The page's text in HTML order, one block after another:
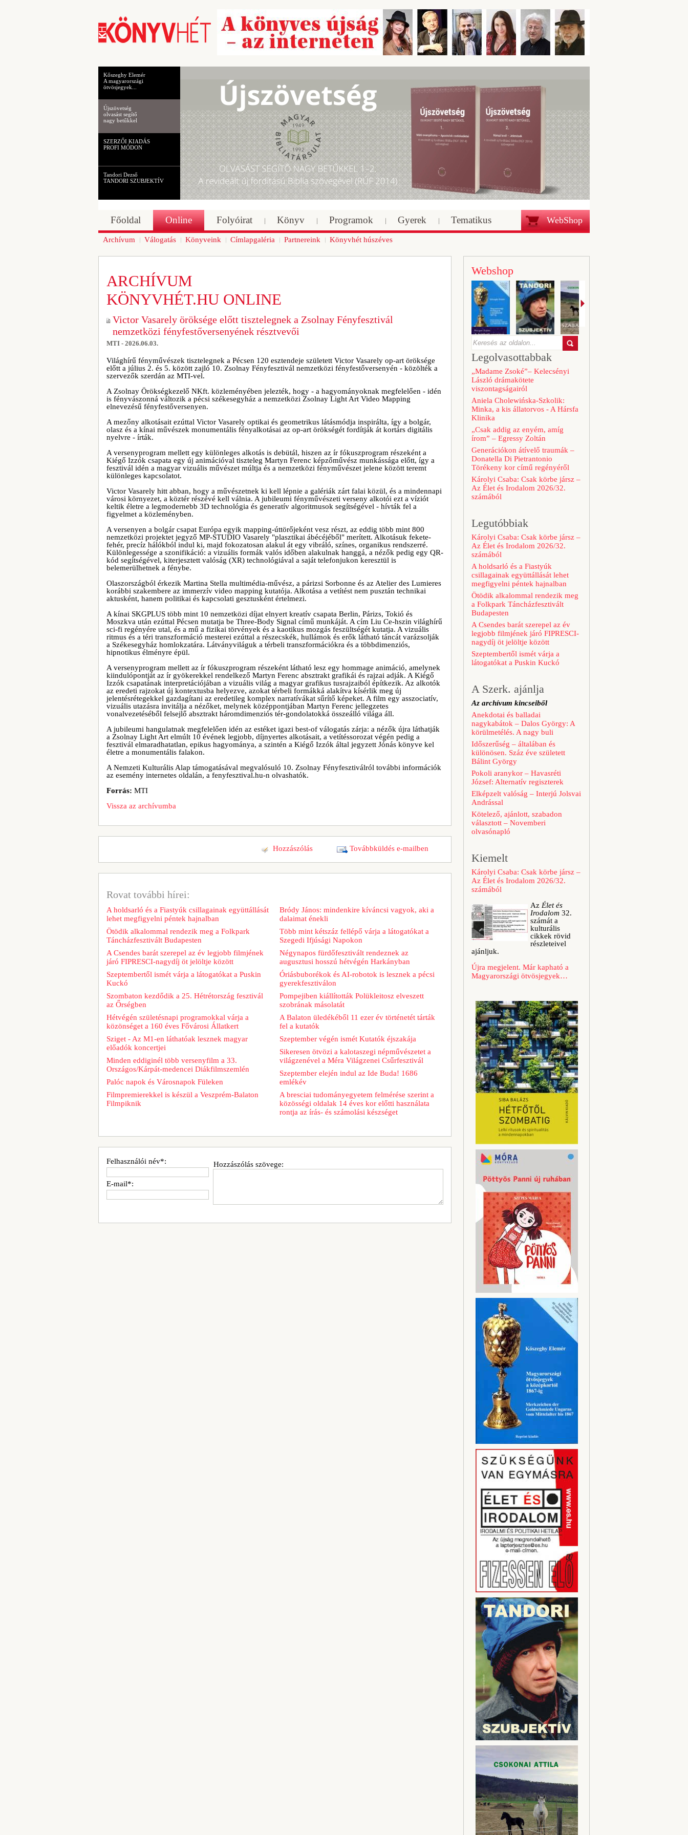
Kőszeghy Elemér
A magyarországi
ötvösjegyek...
Újszövetség
olvasást segítő
nagy betűkkel
SZERZŐI KIADÁS
PROFI MÓDON
Tandori Dezső
TANDORI SZUBJEKTÍV
WebShop
Főoldal Online Folyóirat Könyv Programok Gyerek Tematikus
Archívum Válogatás Könyveink Címlapgaléria Partnereink Könyvhét húszéves
ARCHÍVUM
KÖNYVHÉT.HU ONLINE
Victor Vasarely öröksége előtt tisztelegnek a Zsolnay Fényfesztivál
nemzetközi fényfestőversenyének résztvevői
MTI - 2026.06.03.
Világhírű fényművészek tisztelegnek a Pécsen 120 esztendeje született Victor Vasarely op-art öröksége
előtt a július 2. és 5. között zajló 10. Zsolnay Fényfesztivál nemzetközi fényfestőversenyén - közölték a
szervezők szerdán az MTI-vel.
A Zsolnay Örökségkezelő NKft. közleményében jelezték, hogy - a hagyományoknak megfelelően - idén
is fényvászonná változik a pécsi székesegyház a nemzetközi Zsolnay Light Art Video Mapping
elnevezésű fényfestőversenyen.
A mezőny alkotásait ezúttal Victor Vasarely optikai és geometrikus látásmódja inspirálta, így a bolgár,
olasz és a kínai művészek monumentális fényalkotásai az op-art örökségét fordítják át kortárs digitális
nyelvre - írták.
A versenyprogram mellett egy különleges alkotás is debütál, hiszen az ír fókuszprogram részeként a
Kiégő Izzók csapata egy új animációval tiszteleg Martyn Ferenc képzőművész munkássága előtt, így a
fesztivál idén a magyar vizuális művészet múltja és a nemzetközi fényművészet jelene között teremt
különleges kapcsolatot.
Victor Vasarely hitt abban, hogy a művészetnek ki kell lépnie a galériák zárt falai közül, és a mindennapi
városi környezet, a köztér részévé kell válnia. A jubileumi fényművészeti verseny alkotói ezt a víziót
keltik életre a legmodernebb 3D technológia és generatív algoritmusok segítségével - hívták fel a
figyelmet a közleményben.
A versenyen a bolgár csapat Európa egyik mapping-úttörőjeként vesz részt, az eddig több mint 800
nemzetközi projektet jegyző MP-STUDIO Vasarely "plasztikai ábécéjéből" merített. Alkotásuk fekete-
fehér, precíz hálókból indul ki, majd fokozatosan alakul át egy vibráló, színes, organikus rendszerré.
Különlegessége a szonifikáció: a vizuális formák valós időben alakulnak hanggá, a nézők pedig egy QR-
kód segítségével, kiterjesztett valóság (XR) technológiával a saját telefonjukon keresztül is
belemerülhetnek a fénybe.
Olaszországból érkezik Martina Stella multimédia-művész, a párizsi Sorbonne és az Atelier des Lumieres
korábbi szakembere az immerzív video mapping kutatója. Alkotása a vetítést nem pusztán technikai
aktusként, hanem politikai és kapcsolati gesztusként értelmezi.
A kínai SKGPLUS több mint 10 nemzetközi díjat elnyert kreatív csapata Berlin, Párizs, Tokió és
Moszkva után ezúttal Pécsen mutatja be Three-Body Signal című munkáját. A cím Liu Ce-hszin világhírű
sci-fi regényére utal, és a mű a fizikai törvények és a kaotikus mozgás feszültségét kutatja. A vizuális
ritmus és a téri transzformáció mesterei ezúttal a részecskék, hullámok és erők látható táncát varázsolják
a Székesegyház homlokzatára. Látványviláguk a térbeli transzformációkra és a többdimenziós,
hipnotikus élményre épül.
A versenyprogram mellett az ír fókuszprogram részeként látható lesz egy hommage animáció, amelynek
kiindulópontját az ír gyökerekkel rendelkező Martyn Ferenc absztrakt grafikái és rajzai adják. A Kiégő
Izzók csapatának interpretációjában a vizuális világ a magyar grafikus tusrajzaiból építkezik. Az alkotók
az eredeti rajzokat új kontextusba helyezve, azokat térbeli formákká alakítva kísérlik meg új
jelentésrétegekkel gazdagítani az eredetileg komplex narratívákat sűrítő képeket. A film egy asszociatív,
vizuális utazásra invitálja a nézőket, melynek középpontjában Martyn Ferenc jellegzetes
vonalvezetéséből felsejlő absztrakt háromdimenziós tér-gondolatokká összeálló világa áll.
A jubileumi hangulatnak megfelelően idén az estéket igazi best-of válogatás zárja: a nézők újra láthatják
a Zsolnay Light Art elmúlt 10 évének legjobb, díjnyertes alkotásait, a vetítéssorozat végén pedig a
fesztivál elmaradhatatlan, epikus hagyománya, a szintén a Kiégő Izzók által jegyzett Jónás könyve kel
életre a monumentális falakon.
A Nemzeti Kulturális Alap támogatásával megvalósuló 10. Zsolnay Fényfesztiválról további információk
az esemény internetes oldalán, a fenyfesztival.hu-n olvashatók.
Forrás: MTI
Vissza az archívumba
Továbbküldés e-mailben
Hozzászólás
Rovat további hírei:
A holdsarló és a Fiastyúk csillagainak együttállását
lehet megfigyelni péntek hajnalban
Ötödik alkalommal rendezik meg a Folkpark
Táncházfesztivált Budapesten
A Csendes barát szerepel az év legjobb filmjének
járó FIPRESCI-nagydíj öt jelöltje között
Szeptembertől ismét várja a látogatókat a Puskin
Kuckó
Szombaton kezdődik a 25. Hétrétország fesztivál
az Őrségben
Hétvégén születésnapi programokkal várja a
közönséget a 160 éves Fővárosi Állatkert
Sziget - Az M1-en láthatóak lesznek magyar
előadók koncertjei
Minden eddiginél több versenyfilm a 33.
Országos/Kárpát-medencei Diákfilmszemlén
Palóc napok és Városnapok Füleken
Filmpremierekkel is készül a Veszprém-Balaton
Filmpiknik
Bródy János: mindenkire kíváncsi vagyok, aki a
dalaimat énekli
Több mint kétszáz fellépő várja a látogatókat a
Szegedi Ifjúsági Napokon
Négynapos fürdőfesztivált rendeznek az
augusztusi hosszú hétvégén Harkányban
Óriásbuborékok és AI-robotok is lesznek a pécsi
gyerekfesztiválon
Pompejiben kiállították Polükleitosz elveszett
szobrának másolatát
A Balaton üledékéből 11 ezer év történetét tárták
fel a kutatók
Szeptember végén ismét Kutatók éjszakája
Sikeresen ötvözi a kalotaszegi népművészetet a
világzenével a Méra Világzenei Csűrfesztivál
Szeptember elején indul az Ide Buda! 1686
emlékév
A bresciai tudományegyetem felmérése szerint a
közösségi oldalak 14 éves kor előtti használata
rontja az írás- és számolási készséget
Hozzászólás szövege:
Felhasználói név*:
E-mail*:
Webshop
Legolvasottabbak
„Madame Zsoké”– Kelecsényi
László drámakötete
viszontagságairól
Aniela Cholewińska-Szkolik:
Minka, a kis állatorvos - A Hársfa
Klinika
„Csak addig az enyém, amíg
írom” – Egressy Zoltán
Generációkon átívelő traumák –
Donatella Di Pietrantonio
Törékeny kor című regényéről
Károlyi Csaba: Csak körbe jársz –
Az Élet és Irodalom 2026/32.
számából
Legutóbbiak
Károlyi Csaba: Csak körbe jársz –
Az Élet és Irodalom 2026/32.
számából
A holdsarló és a Fiastyúk
csillagainak együttállását lehet
megfigyelni péntek hajnalban
Ötödik alkalommal rendezik meg
a Folkpark Táncházfesztivált
Budapesten
A Csendes barát szerepel az év
legjobb filmjének járó FIPRESCI-
nagydíj öt jelöltje között
Szeptembertől ismét várja a
látogatókat a Puskin Kuckó
A Szerk. ajánlja
Az archívum kincseiből
Anekdotai és balladai
nagykabátok – Dalos György: A
körülmetélés. A nagy buli
Időszerűség – általában és
különösen. Száz éve született
Bálint György
Pokoli aranykor – Havasréti
József: Alternatív regiszterek
Elképzelt valóság – Interjú Jolsvai
Andrással
Kötelező, ajánlott, szabadon
választott – Novemberi
olvasónapló
Kiemelt
Károlyi Csaba: Csak körbe jársz –
Az Élet és Irodalom 2026/32.
számából
Az Élet és
Irodalom 32.
számát a
kulturális
cikkek rövid
részleteivel
ajánljuk.
Újra megjelent. Már kapható a
Magyarországi ötvösjegyek…